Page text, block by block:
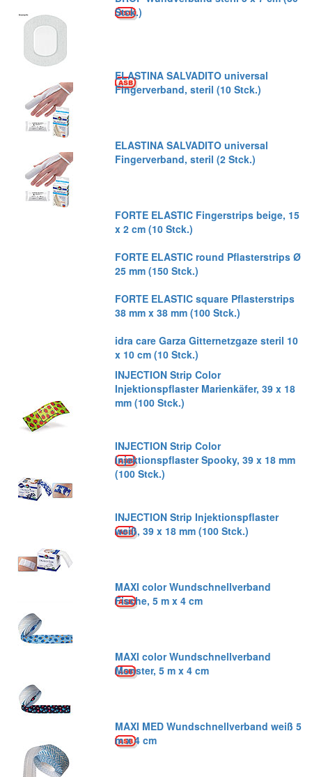
Stck.)
ELASTINA SALVADITO universal
Fingerverband, steril (10 Stck.)
ELASTINA SALVADITO universal
Fingerverband, steril (2 Stck.)
FORTE ELASTIC Fingerstrips beige, 15
x 2 cm (10 Stck.)
FORTE ELASTIC round Pflasterstrips Ø
25 mm (150 Stck.)
FORTE ELASTIC square Pflasterstrips
38 mm x 38 mm (100 Stck.)
idra care Garza Gitternetzgaze steril 10
x 10 cm (10 Stck.)
INJECTION Strip Color
Injektionspflaster Marienkäfer, 39 x 18
mm (100 Stck.)
INJECTION Strip Color
Injektionspflaster Spooky, 39 x 18 mm
(100 Stck.)
INJECTION Strip Injektionspflaster
weiß, 39 x 18 mm (100 Stck.)
MAXI color Wundschnellverband
Fische, 5 m x 4 cm
MAXI color Wundschnellverband
Monster, 5 m x 4 cm
MAXI MED Wundschnellverband weiß 5
m x 4 cm